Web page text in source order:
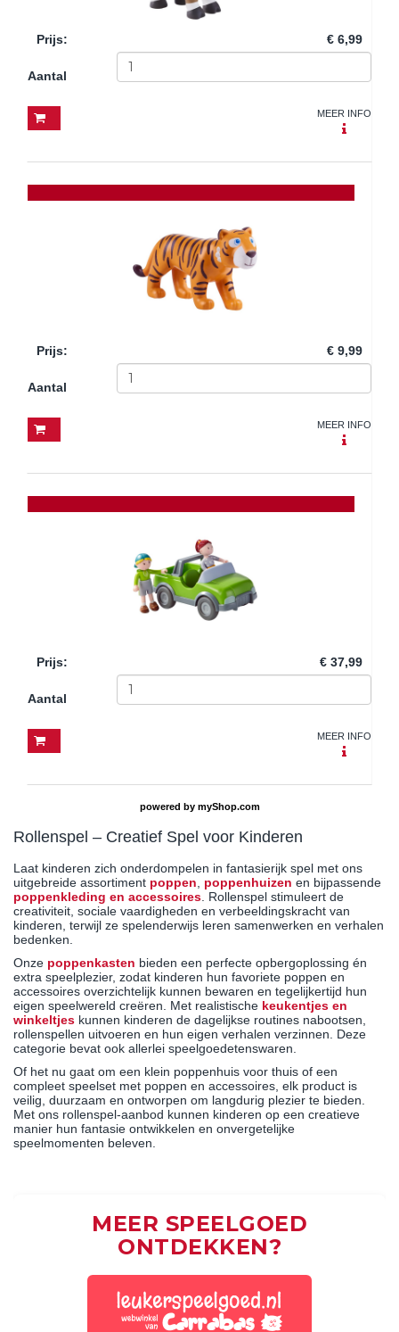
Prijs: € 6,99
Aantal
MEER INFO
Prijs: € 9,99
Aantal
MEER INFO
Prijs: € 37,99
Aantal
MEER INFO
powered by myShop.com
Rollenspel – Creatief Spel voor Kinderen
Laat kinderen zich onderdompelen in fantasierijk spel met ons
uitgebreide assortiment poppen, poppenhuizen en bijpassende
poppenkleding en accessoires. Rollenspel stimuleert de
creativiteit, sociale vaardigheden en verbeeldingskracht van
kinderen, terwijl ze spelenderwijs leren samenwerken en verhalen
bedenken.
Onze poppenkasten bieden een perfecte opbergoplossing én
extra speelplezier, zodat kinderen hun favoriete poppen en
accessoires overzichtelijk kunnen bewaren en tegelijkertijd hun
eigen speelwereld creëren. Met realistische keukentjes en
winkeltjes kunnen kinderen de dagelijkse routines nabootsen,
rollenspellen uitvoeren en hun eigen verhalen verzinnen. Deze
categorie bevat ook allerlei speelgoedetenswaren.
Of het nu gaat om een klein poppenhuis voor thuis of een
compleet speelset met poppen en accessoires, elk product is
veilig, duurzaam en ontworpen om langdurig plezier te bieden.
Met ons rollenspel-aanbod kunnen kinderen op een creatieve
manier hun fantasie ontwikkelen en onvergetelijke
speelmomenten beleven.
MEER SPEELGOED
ONTDEKKEN?